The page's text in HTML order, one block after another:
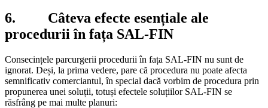
6. Câteva efecte esențiale ale
procedurii în fața SAL-FIN
Consecințele parcurgerii procedurii în fața SAL-FIN nu sunt de
ignorat. Deși, la prima vedere, pare că procedura nu poate afecta
semnificativ comerciantul, în special dacă vorbim de procedura prin
propunerea unei soluții, totuși efectele soluțiilor SAL-FIN se
răsfrâng pe mai multe planuri: